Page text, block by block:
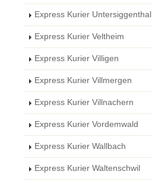
Express Kurier Untersiggenthal
Express Kurier Veltheim
Express Kurier Villigen
Express Kurier Villmergen
Express Kurier Villnachern
Express Kurier Vordemwald
Express Kurier Wallbach
Express Kurier Waltenschwil